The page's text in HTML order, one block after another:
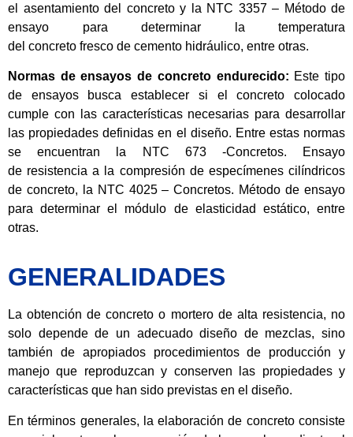
el asentamiento del concreto y la NTC 3357 – Método de
ensayo para determinar la temperatura
del concreto fresco de cemento hidráulico, entre otras.
Normas de ensayos de concreto endurecido: Este tipo
de ensayos busca establecer si el concreto colocado
cumple con las características necesarias para desarrollar
las propiedades definidas en el diseño. Entre estas normas
se encuentran la NTC 673 -Concretos. Ensayo
de resistencia a la compresión de especímenes cilíndricos
de concreto, la NTC 4025 – Concretos. Método de ensayo
para determinar el módulo de elasticidad estático, entre
otras.
GENERALIDADES
La obtención de concreto o mortero de alta resistencia, no
solo depende de un adecuado diseño de mezclas, sino
también de apropiados procedimientos de producción y
manejo que reproduzcan y conserven las propiedades y
características que han sido previstas en el diseño.
En términos generales, la elaboración de concreto consiste